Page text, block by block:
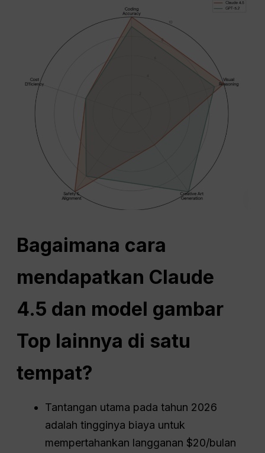
Bagaimana cara
mendapatkan Claude
4.5 dan model gambar
Top lainnya di satu
tempat?
Tantangan utama pada tahun 2026
adalah tingginya biaya untuk
mempertahankan langganan $20/bulan